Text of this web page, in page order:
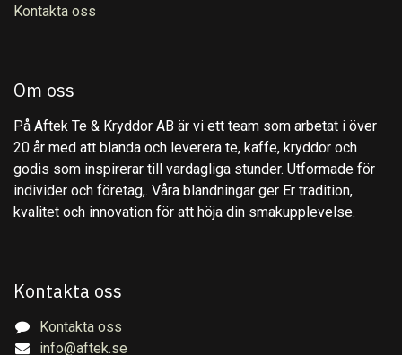
Kontakta oss
Om oss
På Aftek Te & Kryddor AB är vi ett team som arbetat i över
20 år med att blanda och leverera te, kaffe, kryddor och
godis som inspirerar till vardagliga stunder. Utformade för
individer och företag,. Våra blandningar ger Er tradition,
kvalitet och innovation för att höja din smakupplevelse.
Kontakta oss
Kontakta oss
info@aftek.se